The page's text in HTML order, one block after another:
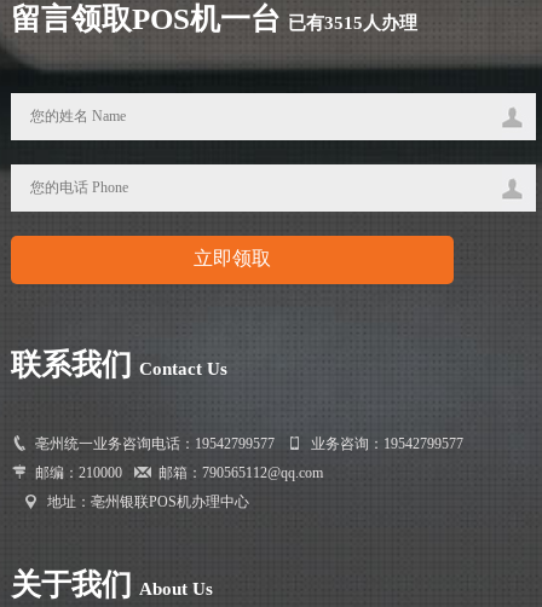
留言领取POS机一台 已有3515人办理
联系我们 Contact Us
亳州统一业务咨询电话：19542799577
业务咨询：19542799577
邮编：210000
邮箱：790565112@qq.com
地址：亳州银联POS机办理中心
关于我们 About Us